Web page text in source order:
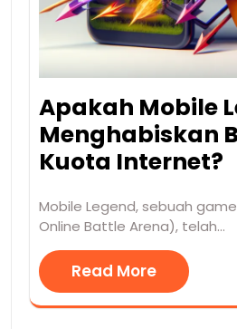
Apakah Mobile
Menghabiskan
Kuota Internet?
Mobile Legend, sebuah
Online Battle Arena), telah…
Read More